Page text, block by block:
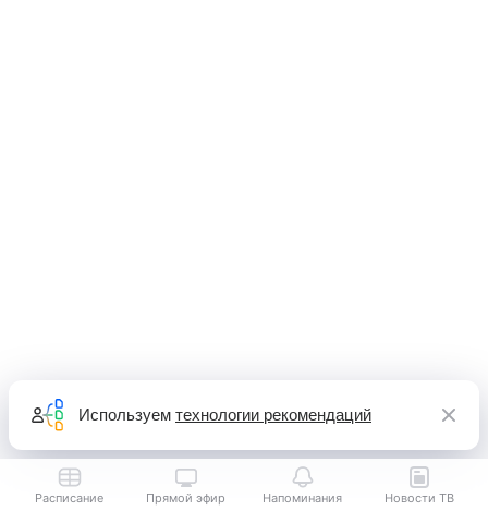
Расписание Прямой эфир Напоминания Новости ТВ
Используем технологии рекомендаций